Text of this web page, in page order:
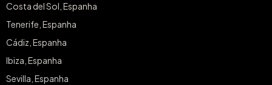
Costa del Sol, Espanha
Tenerife, Espanha
Cádiz, Espanha
Ibiza, Espanha
Sevilla, Espanha